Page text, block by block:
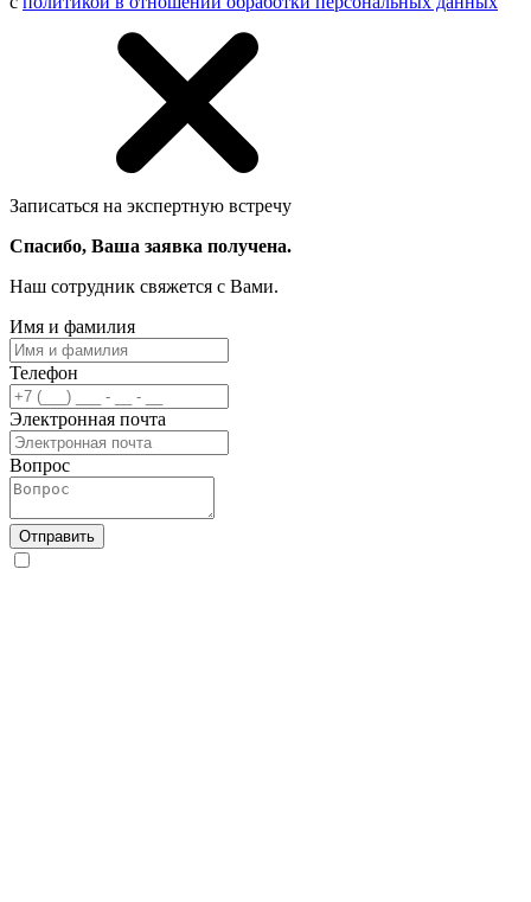
Записаться на экспертную встречу
Спасибо, Ваша заявка получена.
Наш сотрудник свяжется с Вами.
Имя и фамилия
Телефон
Электронная почта
Вопрос
Отправить